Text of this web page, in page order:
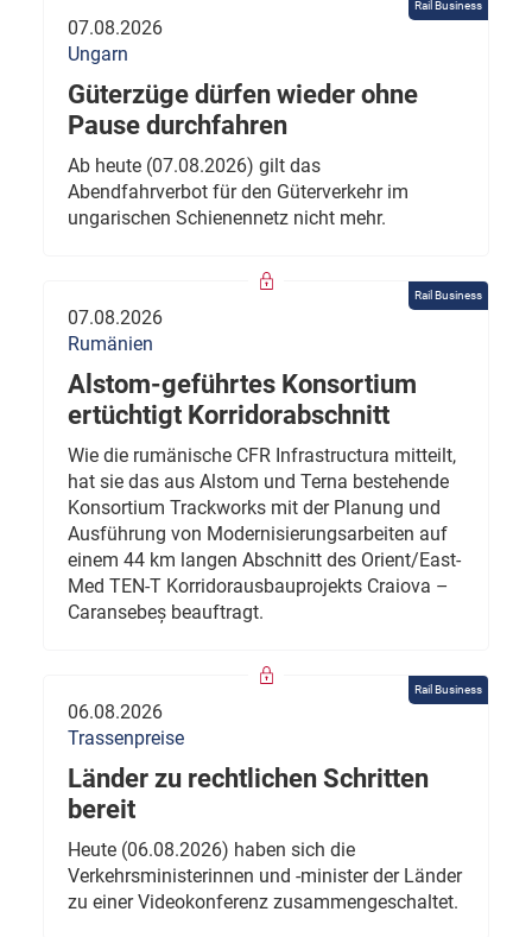
Rail Business
07.08.2026
Ungarn
Güterzüge dürfen wieder ohne
Pause durchfahren
Ab heute (07.08.2026) gilt das
Abendfahrverbot für den Güterverkehr im
ungarischen Schienennetz nicht mehr.
Rail Business
07.08.2026
Rumänien
Alstom-geführtes Konsortium
ertüchtigt Korridorabschnitt
Wie die rumänische CFR Infrastructura mitteilt,
hat sie das aus Alstom und Terna bestehende
Konsortium Trackworks mit der Planung und
Ausführung von Modernisierungsarbeiten auf
einem 44 km langen Abschnitt des Orient/East-
Med TEN-T Korridorausbauprojekts Craiova –
Caransebeș beauftragt.
Rail Business
06.08.2026
Trassenpreise
Länder zu rechtlichen Schritten
bereit
Heute (06.08.2026) haben sich die
Verkehrsministerinnen und -minister der Länder
zu einer Videokonferenz zusammengeschaltet.